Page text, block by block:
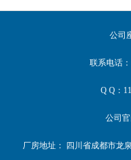
公司
联系电话
Q Q：
公司官
厂房地址： 四川省成都市龙